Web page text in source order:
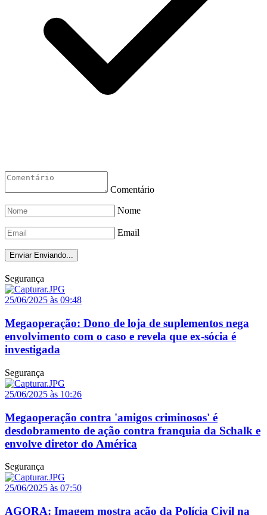
Comentário
Nome
Email
Enviar Enviando...
Segurança
25/06/2025 às 09:48
Megaoperação: Dono de loja de suplementos nega
envolvimento com o caso e revela que ex-sócia é
investigada
Segurança
25/06/2025 às 10:26
Megaoperação contra 'amigos criminosos' é
desdobramento de ação contra franquia da Schalk e
envolve diretor do América
Segurança
25/06/2025 às 07:50
AGORA: Imagem mostra ação da Polícia Civil na